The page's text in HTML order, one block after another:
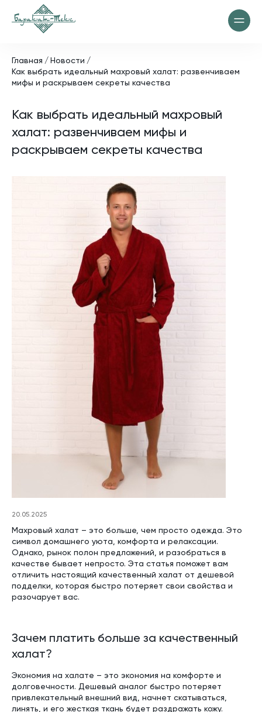
Главная
Новости
Как выбрать идеальный махровый халат: развенчиваем
мифы и раскрываем секреты качества
Как выбрать идеальный махровый
халат: развенчиваем мифы и
раскрываем секреты качества
20.05.2025
Махровый халат – это больше, чем просто одежда. Это
символ домашнего уюта, комфорта и релаксации.
Однако, рынок полон предложений, и разобраться в
качестве бывает непросто. Эта статья поможет вам
отличить настоящий качественный халат от дешевой
подделки, которая быстро потеряет свои свойства и
разочарует вас.
Зачем платить больше за качественный
халат?
Экономия на халате – это экономия на комфорте и
долговечности. Дешевый аналог быстро потеряет
привлекательный внешний вид, начнет скатываться,
линять, и его жесткая ткань будет раздражать кожу.